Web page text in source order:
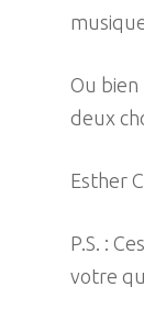
Ou
deux
Esther
P.S. :
votre